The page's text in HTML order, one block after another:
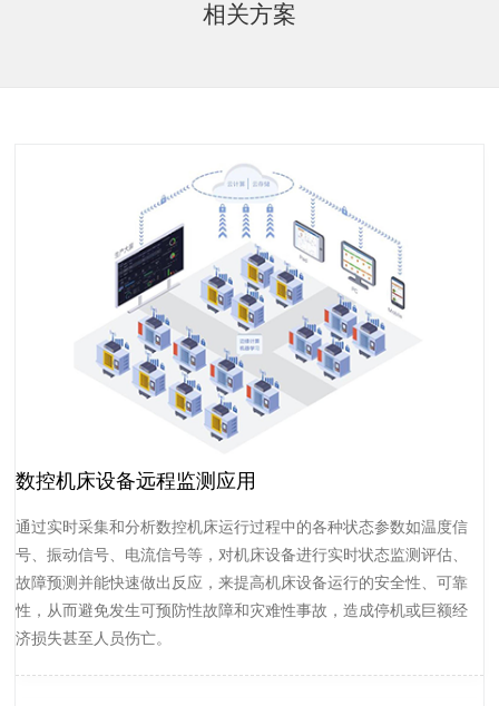
相关方案
数控机床设备远程监测应用
通过实时采集和分析数控机床运行过程中的各种状态参数如温度信
号、振动信号、电流信号等，对机床设备进行实时状态监测评估、
故障预测并能快速做出反应，来提高机床设备运行的安全性、可靠
性，从而避免发生可预防性故障和灾难性事故，造成停机或巨额经
济损失甚至人员伤亡。